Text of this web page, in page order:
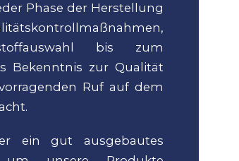
Phase der Herstellung
bis zum
Bekenntnis zur Qualität
Ruf auf dem
ein gut ausgebautes